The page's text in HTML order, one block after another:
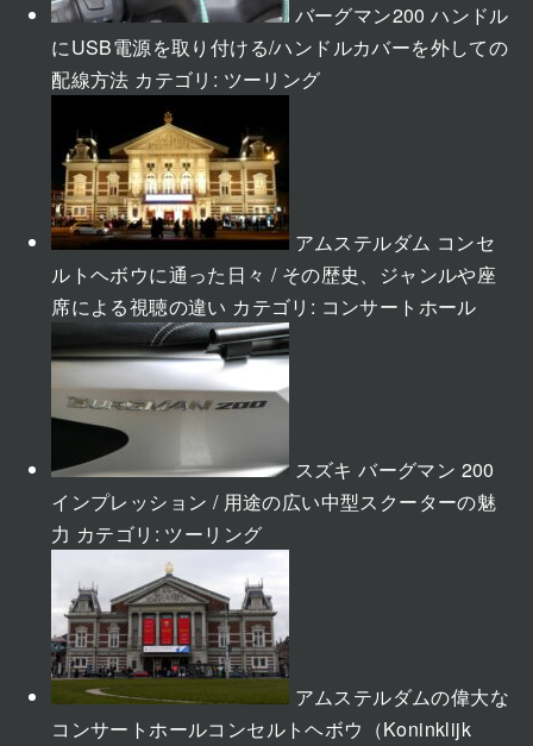
バーグマン200 ハンドル
にUSB電源を取り付ける/ハンドルカバーを外しての
配線方法 カテゴリ: ツーリング
アムステルダム コンセ
ルトヘボウに通った日々 / その歴史、ジャンルや座
席による視聴の違い カテゴリ: コンサートホール
スズキ バーグマン 200
インプレッション / 用途の広い中型スクーターの魅
力 カテゴリ: ツーリング
アムステルダムの偉大な
コンサートホールコンセルトヘボウ（Koninklijk